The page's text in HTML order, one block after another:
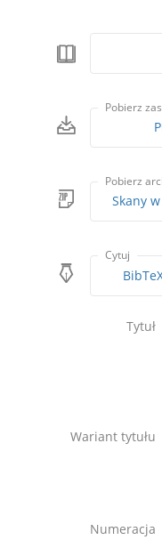
Pobierz
Pobierz
Cytuj
Tytuł
Wariant tytułu
Numeracja